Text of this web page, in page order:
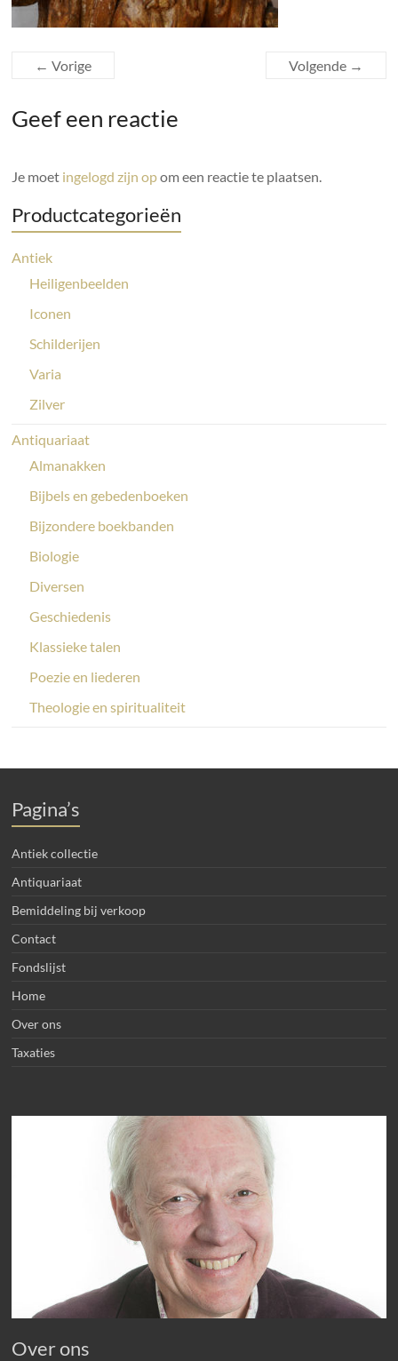
← Vorige Volgende →
Geef een reactie
Je moet ingelogd zijn opom een reactie te plaatsen.
Productcategorieën
Antiek
Heiligenbeelden
Iconen
Schilderijen
Varia
Zilver
Antiquariaat
Almanakken
Bijbels en gebedenboeken
Bijzondere boekbanden
Biologie
Diversen
Geschiedenis
Klassieke talen
Poezie en liederen
Theologie en spiritualiteit
Pagina’s
Antiek collectie
Antiquariaat
Bemiddeling bij verkoop
Contact
Fondslijst
Home
Over ons
Taxaties
Over ons